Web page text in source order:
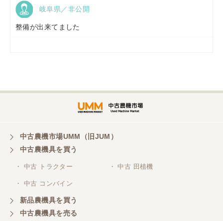
山形県／株式会社ノーキステージ
株式会社トミタモータース
三重県／株式会社 ケイ・エス・エンタープライズ
岐阜県／非公開
整備が出来てました
中古農機市場UMM（旧JUM）
中古農機具を買う
・ 中古 トラクター ・ 中古 田植機
・ 中古 コンバイン
新品農機具を買う
中古農機具を売る